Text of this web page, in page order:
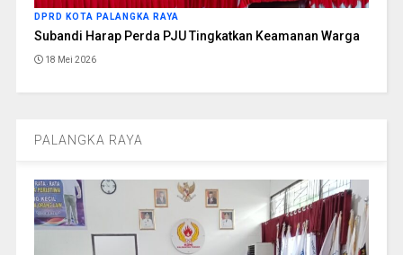
DPRD KOTA PALANGKA RAYA
Subandi Harap Perda PJU Tingkatkan Keamanan Warga
18 Mei 2026
PALANGKA RAYA